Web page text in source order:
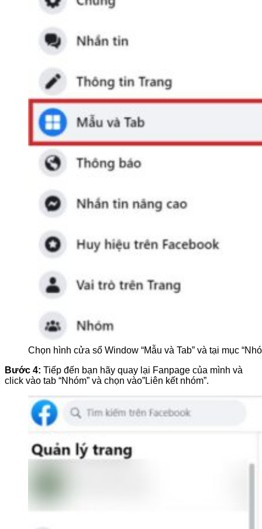
Chọn hình cửa sổ Window “Mẫu và Tab” và tại mục
Bước 4: Tiếp đến bạn hãy quay lại Fanpage của mình và
click vào tab “Nhóm” và chọn vào”Liên kết nhóm”.